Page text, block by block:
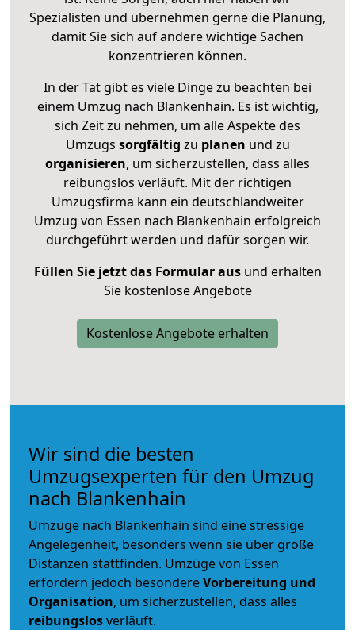
Spezialisten und übernehmen gerne die Planung,
damit Sie sich auf andere wichtige Sachen
konzentrieren können.
In der Tat gibt es viele Dinge zu beachten bei
einem Umzug nach Blankenhain. Es ist wichtig,
sich Zeit zu nehmen, um alle Aspekte des
Umzugs sorgfältig zu planen und zu
organisieren, um sicherzustellen, dass alles
reibungslos verläuft. Mit der richtigen
Umzugsfirma kann ein deutschlandweiter
Umzug von Essen nach Blankenhain erfolgreich
durchgeführt werden und dafür sorgen wir.
Füllen Sie jetzt das Formular ausund erhalten
Sie kostenlose Angebote
Kostenlose Angebote erhalten
Wir sind die besten
Umzugsexperten für den Umzug
nach Blankenhain
Umzüge nach Blankenhain sind eine stressige
Angelegenheit, besonders wenn sie über große
Distanzen stattfinden. Umzüge von Essen
erfordern jedoch besondereVorbereitung und
Organisation, um sicherzustellen, dass alles
reibungslosverläuft.